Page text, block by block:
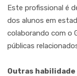
Este profissional é
dos alunos em
colaborando com o
públicas
Outras